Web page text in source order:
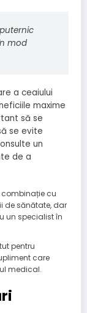
mod
a ceaiului
maxime
să se
se evite
un
de a
combinație cu
de sănătate, dar
un specialist în
pentru
care
medical.